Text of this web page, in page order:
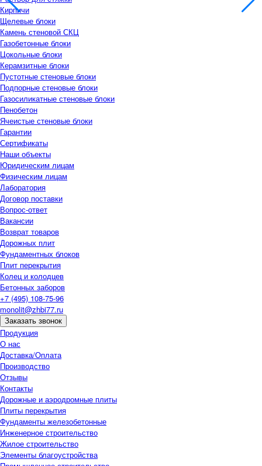
Кирпичи
Щелевые блоки
Камень стеновой СКЦ
Газобетонные блоки
Цокольные блоки
Керамзитные блоки
Пустотные стеновые блоки
Подпорные стеновые блоки
Газосиликатные стеновые блоки
Пенобетон
Ячеистые стеновые блоки
Гарантии
Сертификаты
Наши объекты
Юридическим лицам
Физическим лицам
Лаборатория
Договор поставки
Вопрос-ответ
Вакансии
Возврат товаров
Дорожных плит
Фундаментных блоков
Плит перекрытия
Колец и колодцев
Бетонных заборов
+7 (495) 108-75-96
monolit@zhbi77.ru
Заказать звонок
Продукция
О нас
Доставка/Оплата
Производство
Отзывы
Контакты
Дорожные и аэродромные плиты
Плиты перекрытия
Фундаменты железобетонные
Инженерное строительство
Жилое строительство
Элементы благоустройства